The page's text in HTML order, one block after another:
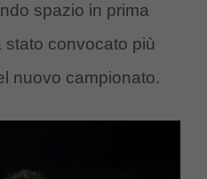
spazio in prima
convocato più
nuovo campionato.